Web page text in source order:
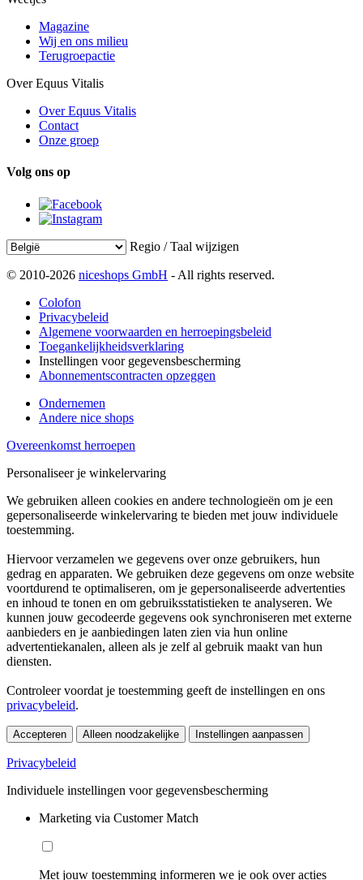
Magazine
Wij en ons milieu
Terugroepactie
Over Equus Vitalis
Over Equus Vitalis
Contact
Onze groep
Volg ons op
Regio / Taal wijzigen
© 2010-2026 niceshops GmbH - All rights reserved.
Colofon
Privacybeleid
Algemene voorwaarden en herroepingsbeleid
Toegankelijkheidsverklaring
Instellingen voor gegevensbescherming
Abonnementscontracten opzeggen
Ondernemen
Andere nice shops
Overeenkomst herroepen
Personaliseer je winkelervaring
We gebruiken alleen cookies en andere technologieën om je een
gepersonaliseerde winkelervaring te bieden met jouw individuele
toestemming.
Hiervoor verzamelen we gegevens over onze gebruikers, hun
gedrag en apparaten. We gebruiken deze gegevens om onze website
voortdurend te optimaliseren, om je gepersonaliseerde advertenties
en inhoud te tonen en om gebruiksstatistieken te analyseren. We
kunnen jouw gecodeerde gegevens ook synchroniseren met externe
aanbieders en je aanbiedingen laten zien via hun online
advertentiekanalen, alleen als je zelf al gebruik maakt van hun
diensten.
Controleer voordat je toestemming geeft de instellingen en ons
privacybeleid.
Accepteren Alleen noodzakelijke Instellingen aanpassen
Privacybeleid
Individuele instellingen voor gegevensbescherming
Marketing via Customer Match
Met jouw toestemming informeren we je ook over acties